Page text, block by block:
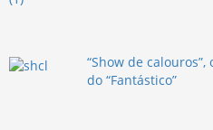
“Show de
do “Fantástico”